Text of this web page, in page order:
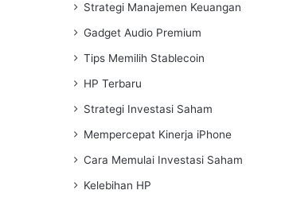
Strategi Manajemen Keuangan
Gadget Audio Premium
Tips Memilih Stablecoin
HP Terbaru
Strategi Investasi Saham
Mempercepat Kinerja iPhone
Cara Memulai Investasi Saham
Kelebihan HP